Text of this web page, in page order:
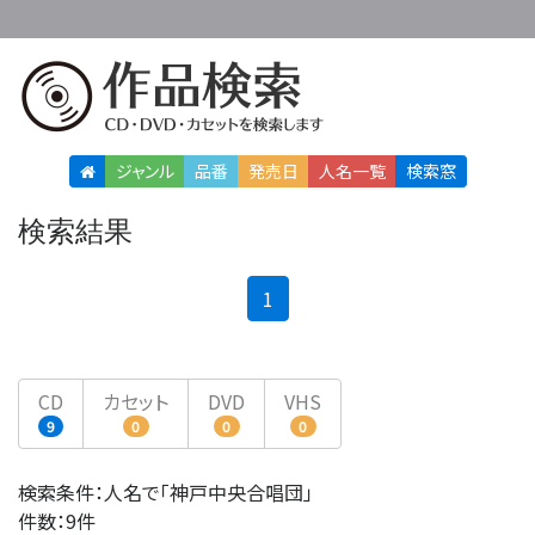
ジャンル 品番 発売日 人名一覧 検索窓
検索結果
1
CD
9
カセット
0
DVD
0
VHS
0
検索条件：人名で「神戸中央合唱団」
件数：9件